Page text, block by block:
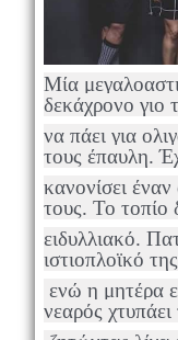
Mία
δεκάχρονο γιο
να πάει για
τους έπαυλη.
κανονίσει
τους. Το τοπίο
ειδυλλιακό.
ιστιοπλοϊκό
νεαρός